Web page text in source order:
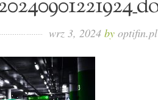
wrz 3, 2024 by optifin.pl